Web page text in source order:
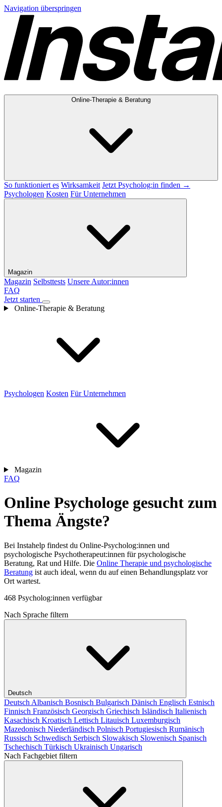
Navigation überspringen
Online-Therapie & Beratung
So funktioniert es Wirksamkeit Jetzt Psycholog:in finden →
Psychologen Kosten Für Unternehmen
Magazin
Magazin Selbsttests Unsere Autor:innen
FAQ
Jetzt starten
Online-Therapie & Beratung
Psychologen Kosten Für Unternehmen
Magazin
FAQ
Online Psychologe gesucht zum
Thema Ängste?
Bei Instahelp findest du Online-Psycholog:innen und
psychologische Psychotherapeut:innen für psychologische
Beratung, Rat und Hilfe. Die Online Therapie und psychologische
Beratung ist auch ideal, wenn du auf einen Behandlungsplatz vor
Ort wartest.
468 Psycholog:innen verfügbar
Nach Sprache filtern
Deutsch
Deutsch Albanisch Bosnisch Bulgarisch Dänisch Englisch Estnisch
Finnisch Französisch Georgisch Griechisch Isländisch Italienisch
Kasachisch Kroatisch Lettisch Litauisch Luxemburgisch
Mazedonisch Niederländisch Polnisch Portugiesisch Rumänisch
Russisch Schwedisch Serbisch Slowakisch Slowenisch Spanisch
Tschechisch Türkisch Ukrainisch Ungarisch
Nach Fachgebiet filtern